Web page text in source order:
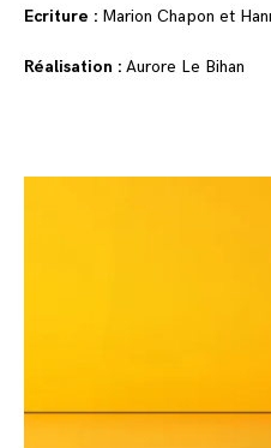
Ecriture : Marion Chapon et
Réalisation : Aurore Le Bihan